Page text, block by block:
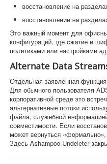
восстановление на
восстановление на
Это важный момент для
конфигураций, где сжатие и
политиками или настройками
Alternate Data
Отдельная заявленная
Для обычного пользователя
корпоративной среде это
альтернативные потоки
файла, служебной
совместимости. Если
может вернуться «формально»,
Здесь Ashampoo Undeleter